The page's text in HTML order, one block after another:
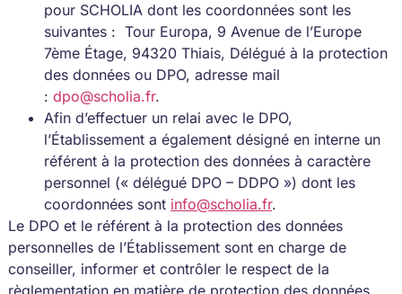
pour SCHOLIA dont les coordonnées sont les
suivantes : Tour Europa, 9 Avenue de l’Europe
7ème Étage, 94320 Thiais, Délégué à la protection
des données ou DPO, adresse mail
: dpo@scholia.fr.
Afin d’effectuer un relai avec le DPO,
l’Établissement a également désigné en interne un
référent à la protection des données à caractère
personnel (« délégué DPO – DDPO ») dont les
coordonnées sont info@scholia.fr.
Le DPO et le référent à la protection des données
personnelles de l’Établissement sont en charge de
conseiller, informer et contrôler le respect de la
règlementation en matière de protection des données.